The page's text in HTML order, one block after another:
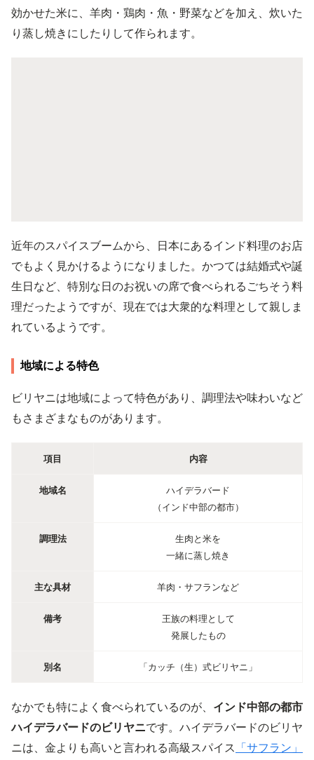
効かせた米に、羊肉・鶏肉・魚・野菜などを加え、炊いた
り蒸し焼きにしたりして作られます。
近年のスパイスブームから、日本にあるインド料理のお店
でもよく見かけるようになりました。かつては結婚式や誕
生日など、特別な日のお祝いの席で食べられるごちそう料
理だったようですが、現在では大衆的な料理として親しま
れているようです。
地域による特色
ビリヤニは地域によって特色があり、調理法や味わいなど
もさまざまなものがあります。
項目 内容
地域名
ハイデラバード
（インド中部の都市）
調理法
生肉と米を
一緒に蒸し焼き
主な具材 羊肉・サフランなど
備考
王族の料理として
発展したもの
別名 「カッチ（生）式ビリヤニ」
なかでも特によく食べられているのが、 インド中部の都市
ハイデラバードのビリヤニです。ハイデラバードのビリヤ
ニは、金よりも高いと言われる高級スパイス 「サフラン」